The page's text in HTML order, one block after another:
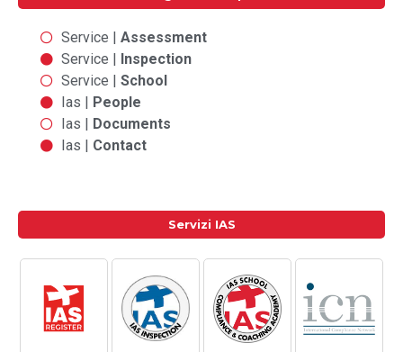
Service | Assessment
Service | Inspection
Service | School
Ias | People
Ias | Documents
Ias | Contact
Servizi IAS